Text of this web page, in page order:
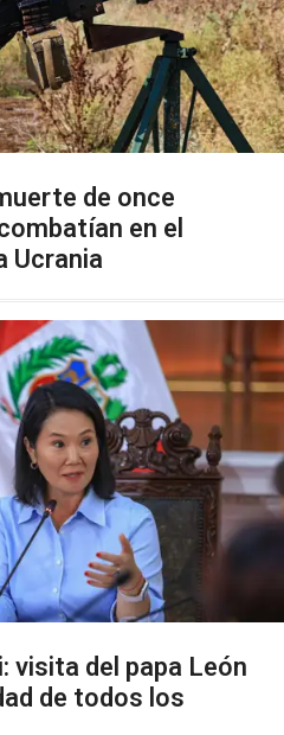
de once
en el
Ucrania
visita del papa León
de todos los